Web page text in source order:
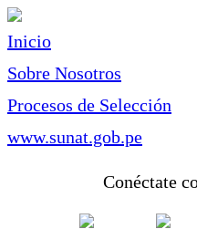
Inicio
Sobre Nosotros
Procesos de Selección
www.sunat.gob.pe
Conéctate